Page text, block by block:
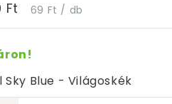
Ft 69 Ft / db
Sky Blue - Világoskék